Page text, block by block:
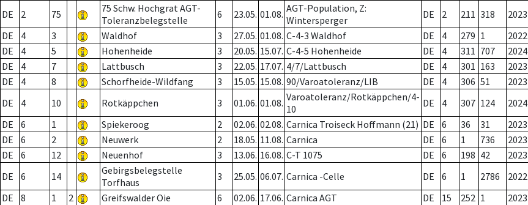
DE
2 75
75 Schw. Hochgrat AGT-
Toleranzbelegstelle
6 23.05. 01.08. AGT-Population, Z:
Wintersperger
DE 2 211 318 2023
DE
4 3 Waldhof 3 27.05. 01.08. C-4-3 Waldhof DE 4 279 1 2022
DE
4 5 Hohenheide 3 20.05. 15.07. C-4-5 Hohenheide DE 4 311 707 2024
DE
4 7 Lattbusch 3 22.05. 17.07. 4/7/Lattbusch DE 4 301 163 2023
DE
4 8 Schorfheide-Wildfang 3 15.05. 15.08. 90/Varoatoleranz/LIB DE 4 306 51 2023
DE
4 10 Rotkäppchen 3 01.06. 01.08. Varoatoleranz/Rotkäppchen/4-
10
DE 4 307 124 2024
DE
6 1 Spiekeroog 2 02.06. 02.08. Carnica Troiseck Hoffmann (21) DE 6 36 31 2023
DE
6 2 Neuwerk 2 18.05. 11.08. Carnica DE 6 1 736 2023
DE
6 12 Neuenhof 3 13.06. 16.08. C-T 1075 DE 6 198 42 2023
DE
6 14
Gebirgsbelegstelle
Torfhaus
3 25.05. 06.07. Carnica -Celle DE 6 1 2786 2022
DE
8 1 2 Greifswalder Oie 6 02.06. 17.06. Carnica AGT DE 15 252 1 2023